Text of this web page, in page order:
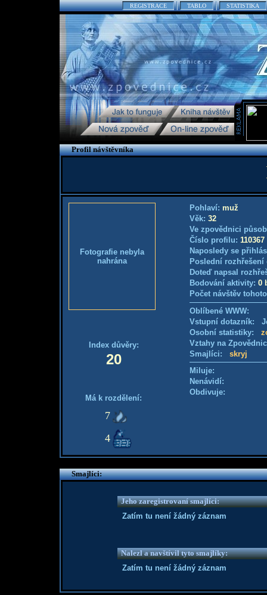
REGISTRACE TABLO STATISTIKA
Profil návštěvníka
Fotografie nebyla
nahrána
Index důvěry:
20
Má k rozdělení:
7
4
Pohlaví: muž
Věk: 32
Ve zpovědnici
Číslo profilu: 110367
Naposledy se
Poslední
Doteď napsal
Bodování aktivity: 0
Počet návštěv
Oblíbené WWW:
Vstupní dotazník:
Osobní statistiky:
Vztahy na
Smajlíci: skryj
Miluje:
Nenávidí:
Obdivuje:
Smajlíci:
Jeho zaregistrovaní smajlíci:
Zatím tu není žádný záznam
Nalezl a navštívil tyto smajlíky:
Zatím tu není žádný záznam